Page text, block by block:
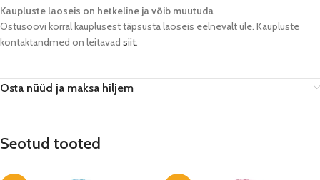
Kaupluste laoseis on hetkeline ja võib muutuda​
Ostusoovi korral kauplusest täpsusta laoseis eelnevalt üle. Kaupluste
kontaktandmed on leitavad siit.
Osta nüüd ja maksa hiljem
Seotud tooted